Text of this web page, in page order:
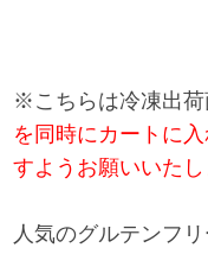
※こちらは冷凍出荷
を同時にカートに
すようお願いいたし
人気のグルテンフ